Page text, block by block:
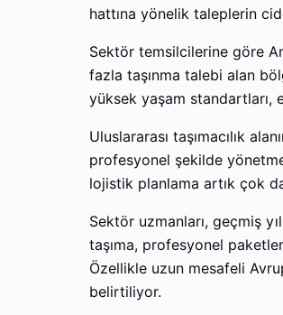
hattına yönelik taleplerin
Sektör temsilcilerine göre
fazla taşınma talebi alan
yüksek yaşam standartları,
Uluslararası taşımacılık
profesyonel şekilde
lojistik planlama artık çok
Sektör uzmanları, geçmiş
taşıma, profesyonel
Özellikle uzun mesafeli
belirtiliyor.